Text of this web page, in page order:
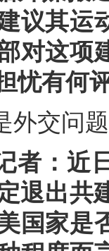
议其运
对这项
忧有何
外交问
者：
退出共
国家是